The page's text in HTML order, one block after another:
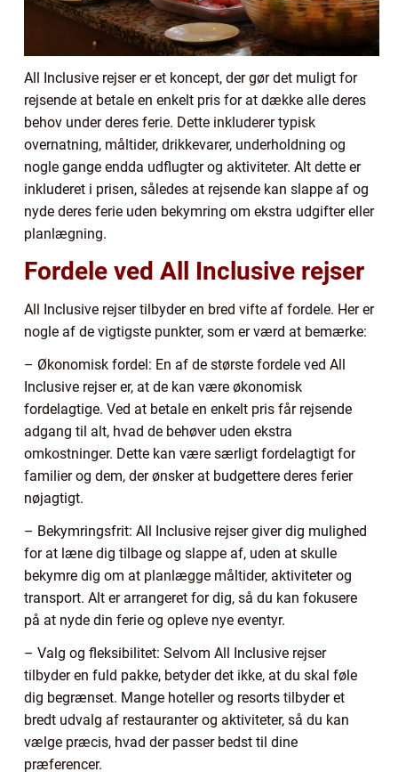
All Inclusive rejser er et koncept, der gør det muligt for
rejsende at betale en enkelt pris for at dække alle deres
behov under deres ferie. Dette inkluderer typisk
overnatning, måltider, drikkevarer, underholdning og
nogle gange endda udflugter og aktiviteter. Alt dette er
inkluderet i prisen, således at rejsende kan slappe af og
nyde deres ferie uden bekymring om ekstra udgifter eller
planlægning.
Fordele ved All Inclusive rejser
All Inclusive rejser tilbyder en bred vifte af fordele. Her er
nogle af de vigtigste punkter, som er værd at bemærke:
– Økonomisk fordel: En af de største fordele ved All
Inclusive rejser er, at de kan være økonomisk
fordelagtige. Ved at betale en enkelt pris får rejsende
adgang til alt, hvad de behøver uden ekstra
omkostninger. Dette kan være særligt fordelagtigt for
familier og dem, der ønsker at budgettere deres ferier
nøjagtigt.
– Bekymringsfrit: All Inclusive rejser giver dig mulighed
for at læne dig tilbage og slappe af, uden at skulle
bekymre dig om at planlægge måltider, aktiviteter og
transport. Alt er arrangeret for dig, så du kan fokusere
på at nyde din ferie og opleve nye eventyr.
– Valg og fleksibilitet: Selvom All Inclusive rejser
tilbyder en fuld pakke, betyder det ikke, at du skal føle
dig begrænset. Mange hoteller og resorts tilbyder et
bredt udvalg af restauranter og aktiviteter, så du kan
vælge præcis, hvad der passer bedst til dine
præferencer.